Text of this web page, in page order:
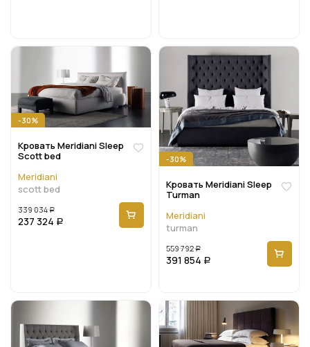
-30%
Кровать Meridiani Sleep
Scott bed
Meridiani
scott bed
339 034 Р
237 324 Р
-30%
Кровать Meridiani Sleep
Turman
Meridiani
turman
559 792 Р
391 854 Р